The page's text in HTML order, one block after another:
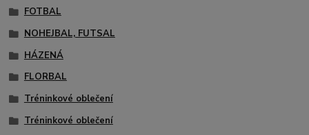
FOTBAL
NOHEJBAL, FUTSAL
HÁZENÁ
FLORBAL
Tréninkové oblečení
Tréninkové oblečení